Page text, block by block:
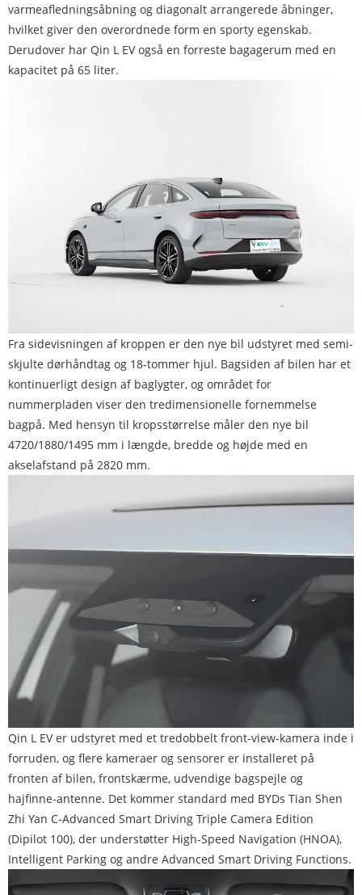
varmeafledningsåbning og diagonalt arrangerede åbninger,
hvilket giver den overordnede form en sporty egenskab.
Derudover har Qin L EV også en forreste bagagerum med en
kapacitet på 65 liter.
Fra sidevisningen af ​​kroppen er den nye bil udstyret med semi-
skjulte dørhåndtag og 18-tommer hjul. Bagsiden af ​​bilen har et
kontinuerligt design af baglygter, og området for
nummerpladen viser den tredimensionelle fornemmelse
bagpå. Med hensyn til kropsstørrelse måler den nye bil
4720/1880/1495 mm i længde, bredde og højde med en
akselafstand på 2820 mm.
Qin L EV er udstyret med et tredobbelt front-view-kamera inde i
forruden, og flere kameraer og sensorer er installeret på
fronten af ​​bilen, frontskærme, udvendige bagspejle og
hajfinne-antenne. Det kommer standard med BYDs Tian Shen
Zhi Yan C-Advanced Smart Driving Triple Camera Edition
(Dipilot 100), der understøtter High-Speed ​​Navigation (HNOA),
Intelligent Parking og andre Advanced Smart Driving Functions.